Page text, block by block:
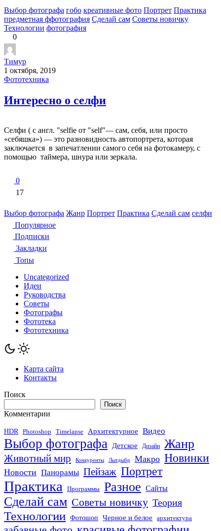
Выбор фотографа гобо креативные фото Портрет Практика
предметная ффотография Сделай сам Советы новичку
Технологии фотография
0
Тимур
1 октября, 2019
Фототехника
Интересно о селфи
Селфи ( с англ. "selfie от "self"— сам, себя, или просто
«себяшка») — это разновидность автопортрета, которая
заключается в запечатлении самого себя на фотокамеру, с
помощью таймера, шнура или зеркала.
0
17
Выбор фотографа Жанр Портрет Практика Сделай сам селфи
Популярное
Подписки
Закладки
Топы
Uncategorized
Идеи
Руководства
Советы
Фотографы
Фототека
Фототехника
Карта сайта
Контакты
Поиск
Поиск
Комментарии
HDR Photoshop Timelapse Архитектурное Видео
Выбор фотографа Детское Дизайн Жанр
Животный мир Конкуренты Лытдыбр Макро Новинки
Новости Панорамы Пейзаж Портрет
Практика Программы Разное Сайты
Сделай сам Советы новичку Теория
Технологии Фотошоп Черное и белое архитектура